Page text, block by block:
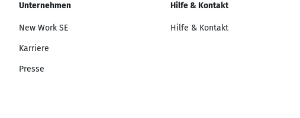
Unternehmen
New Work SE
Karriere
Presse
Hilfe & Kontakt
Hilfe & Kontakt